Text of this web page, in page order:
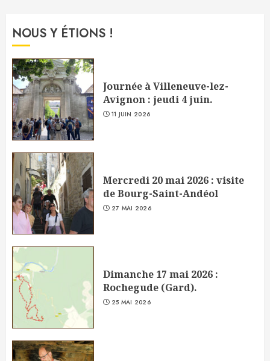
NOUS Y ÉTIONS !
Journée à Villeneuve-lez-
Avignon : jeudi 4 juin.
11 JUIN 2026
Mercredi 20 mai 2026 : visite
de Bourg-Saint-Andéol
27 MAI 2026
Dimanche 17 mai 2026 :
Rochegude (Gard).
25 MAI 2026